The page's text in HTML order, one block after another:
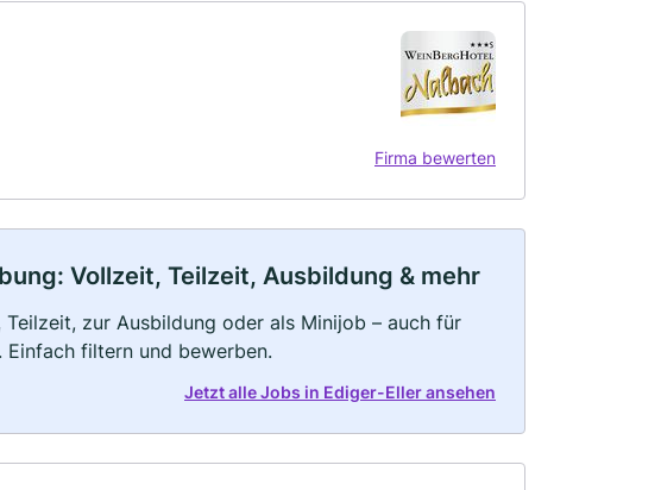
Firma bewerten
Vollzeit, Teilzeit, Ausbildung & mehr
zur Ausbildung oder als Minijob – auch für
Einfach filtern und bewerben.
Jetzt alle Jobs in Ediger-Eller ansehen